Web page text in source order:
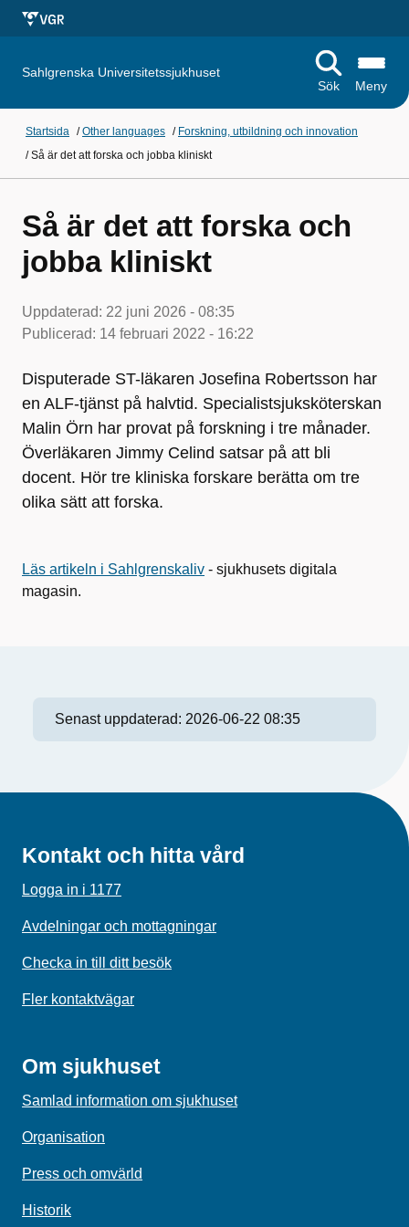
Sahlgrenska Universitetssjukhuset
Sök
Meny
Startsida /Other languages / Forskning, utbildning och innovation
/Så är det att forska och jobba kliniskt
Så är det att forska och
jobba kliniskt
Uppdaterad: 22 juni 2026 - 08:35
Publicerad: 14 februari 2022 - 16:22
Disputerade ST-läkaren Josefina Robertsson har
en ALF-tjänst på halvtid. Specialistsjuksköterskan
Malin Örn har provat på forskning i tre månader.
Överläkaren Jimmy Celind satsar på att bli
docent. Hör tre kliniska forskare berätta om tre
olika sätt att forska.
Läs artikeln i Sahlgrenskaliv - sjukhusets digitala
magasin.
Senast uppdaterad: 2026-06-22 08:35
Kontakt och hitta vård
Logga in i 1177
Avdelningar och mottagningar
Checka in till ditt besök
Fler kontaktvägar
Om sjukhuset
Samlad information om sjukhuset
Organisation
Press och omvärld
Historik